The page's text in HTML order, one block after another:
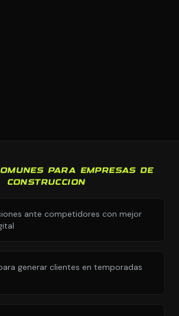
PARA EMPRESAS DE
CONSTRUCCION
ante competidores con mejor
generar clientes en temporadas